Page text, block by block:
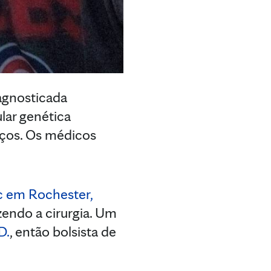
genética
Os médicos
em Rochester,
a cirurgia. Um
, então bolsista de